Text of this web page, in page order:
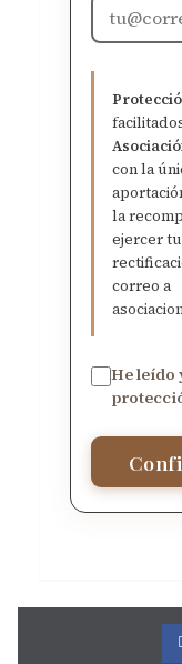
con la
la
ejercer
correo a
He leído